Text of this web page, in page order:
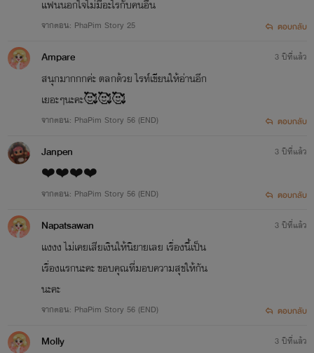
แฟนนอกใจไม่มีอะไรกับคนอื่น
จากตอน: PhaPim Story 25 ตอบกลับ
Ampare
สนุกมากกกค่ะ ตลกด้วย ไรท์เขียนให้อ่านอีก
เยอะๆนะคะ🥰🥰🥰
จากตอน: PhaPim Story 56 (END)
3 ปีที่แล้ว
ตอบกลับ
Janpen
❤️❤️❤️❤️
จากตอน: PhaPim Story 56 (END)
3 ปีที่แล้ว
ตอบกลับ
Napatsawan
แงงง ไม่เคยเสียเงินให้นิยายเลย เรื่องนี้เป็น
เรื่องแรกนะคะ ขอบคุณที่มอบความสุขให้กัน
นะคะ
จากตอน: PhaPim Story 56 (END)
3 ปีที่แล้ว
ตอบกลับ
Molly 3 ปีที่แล้ว